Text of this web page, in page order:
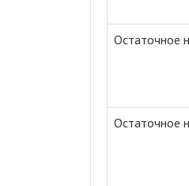
Остаточное
Остаточное